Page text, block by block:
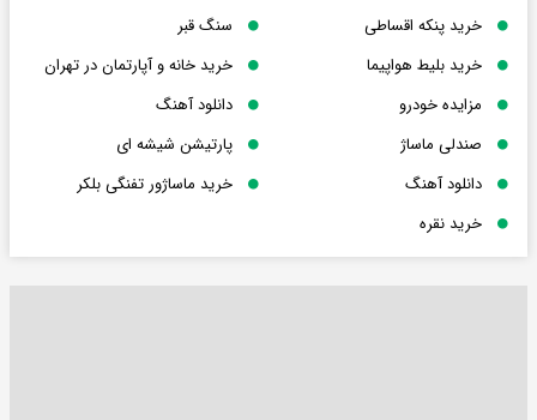
خرید پنکه اقساطی
سنگ قبر
خرید بلیط هواپیما
خرید خانه و آپارتمان در تهران
مزایده خودرو
دانلود آهنگ
صندلی ماساژ
پارتیشن شیشه ای
دانلود آهنگ
خرید ماساژور تفنگی بلکر
خرید نقره